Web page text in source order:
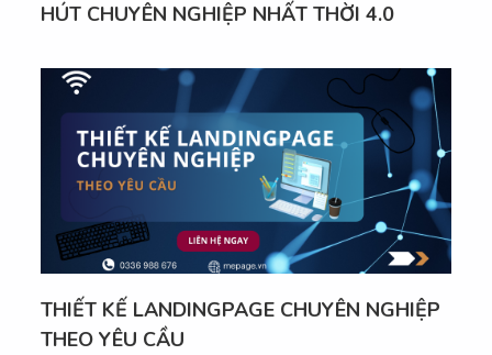
HÚT CHUYÊN NGHIỆP NHẤT THỜI 4.0
THIẾT KẾ LANDINGPAGE CHUYÊN NGHIỆP
THEO YÊU CẦU